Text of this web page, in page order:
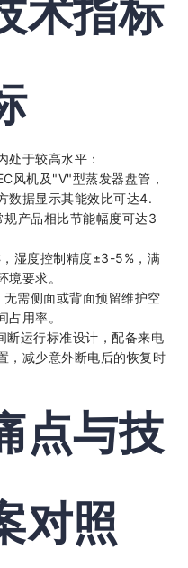
术指标
处于较高水平：
风机及"V"型蒸发器盘管，
数据显示其能效比可达4.
产品相比节能幅度可达3
湿度控制精度±3-5%，满
要求。
无需侧面或背面预留维护空
用率。
断运行标准设计，配备来电
，减少意外断电后的恢复时
点与技
对照